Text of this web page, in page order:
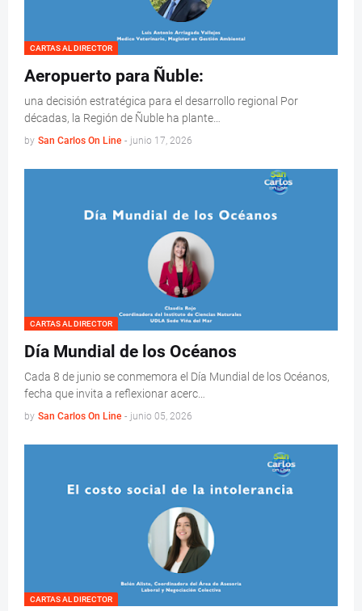
CARTAS AL DIRECTOR
Aeropuerto para Ñuble:
una decisión estratégica para el desarrollo regional Por
décadas, la Región de Ñuble ha plante…
by San Carlos On Line - junio 17, 2026
CARTAS AL DIRECTOR
Día Mundial de los Océanos
Cada 8 de junio se conmemora el Día Mundial de los Océanos,
fecha que invita a reflexionar acerc…
by San Carlos On Line - junio 05, 2026
CARTAS AL DIRECTOR